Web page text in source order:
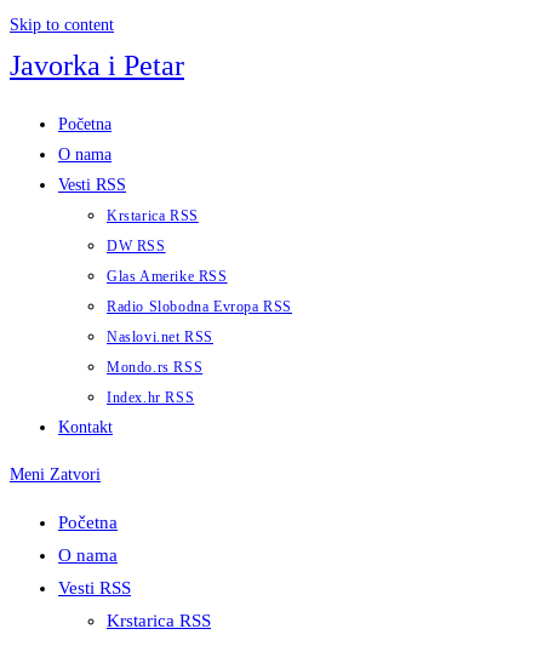
Skip to content
Javorka i Petar
Početna
O nama
Vesti RSS
Krstarica RSS
DW RSS
Glas Amerike RSS
Radio Slobodna Evropa RSS
Naslovi.net RSS
Mondo.rs RSS
Index.hr RSS
Kontakt
Meni Zatvori
Početna
O nama
Vesti RSS
Krstarica RSS